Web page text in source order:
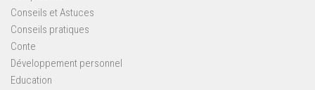
Conseils et Astuces
Conseils pratiques
Conte
Développement personnel
Education